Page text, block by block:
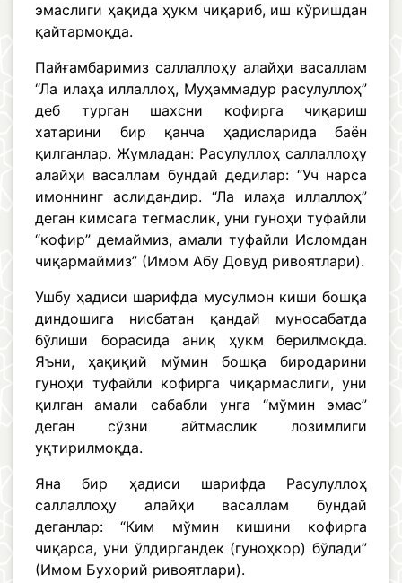
эмаслиги ҳақида ҳукм чиқариб, иш кўришдан
қайтармоқда.
Пайғамбаримиз саллаллоҳу алайҳи васаллам
“Ла илаҳа иллаллоҳ, Муҳаммадур расулуллоҳ”
деб турган шахсни кофирга чиқариш
хатарини бир қанча ҳадисларида баён
қилганлар. Жумладан: Расулуллоҳ саллаллоҳу
алайҳи васаллам бундай дедилар: “Уч нарса
имоннинг аслидандир. “Ла илаҳа иллаллоҳ”
деган кимсага тегмаслик, уни гуноҳи туфайли
“кофир” демаймиз, амали туфайли Исломдан
чиқармаймиз” (Имом Абу Довуд ривоятлари).
Ушбу ҳадиси шарифда мусулмон киши бошқа
диндошига нисбатан қандай муносабатда
бўлиши борасида аниқ ҳукм берилмоқда.
Яъни, ҳақиқий мўмин бошқа биродарини
гуноҳи туфайли кофирга чиқармаслиги, уни
қилган амали сабабли унга “мўмин эмас”
деган сўзни айтмаслик лозимлиги
уқтирилмоқда.
Яна бир ҳадиси шарифда Расулуллоҳ
саллаллоҳу алайҳи васаллам бундай
деганлар: “Ким мўмин кишини кофирга
чиқарса, уни ўлдиргандек (гуноҳкор) бўлади”
(Имом Бухорий ривоятлари).